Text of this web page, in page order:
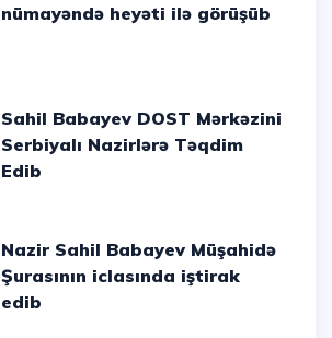
nümayəndə heyəti ilə görüşüb
Sahil Babayev DOST Mərkəzini
Serbiyalı Nazirlərə Təqdim
Edib
Nazir Sahil Babayev Müşahidə
Şurasının iclasında iştirak
edib